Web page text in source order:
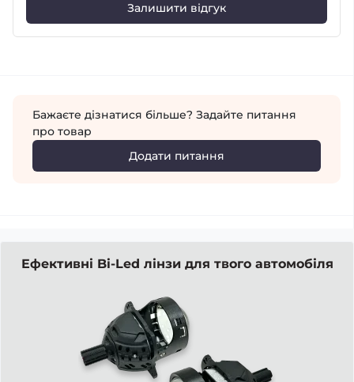
Залишити відгук
Бажаєте дізнатися більше? Задайте питання
про товар
Додати питання
Ефективні Bi-Led лінзи для твого автомобіля